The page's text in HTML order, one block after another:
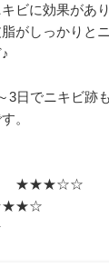
ビに効果があ
がしっかりと
3日でニキビ跡
。
さ ★★★☆☆